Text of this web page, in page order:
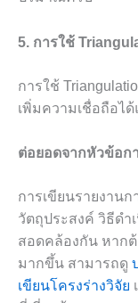
5. การใช้
การใช้
เพิ่มความเชื่อถือไ
ต่อยอดจากหัวข้อก
การเขียนรายงาน
วัตถุประสงค์ วิธีดำ
สอดคล้องกัน หาก
มากขึ้น สามารถดู
เขียนโครงร่างวิจัย